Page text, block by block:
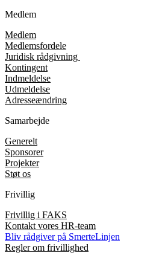
Medlem
Medlem
Medlemsfordele
Juridisk rådgivning
Kontingent
Indmeldelse
Udmeldelse
Adresseændring
Samarbejde
Generelt
Sponsorer
Projekter
Støt os
Frivillig
Frivillig i FAKS
Kontakt vores HR-team
Bliv rådgiver på SmerteLinjen
Regler om frivillighed